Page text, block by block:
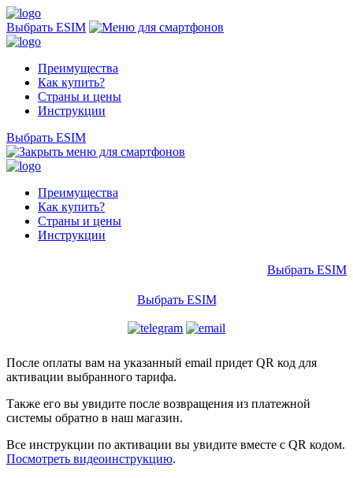
Выбрать ESIM
Преимущества
Как купить?
Страны и цены
Инструкции
Выбрать ESIM
Преимущества
Как купить?
Страны и цены
Инструкции
Выбрать ESIM
Выбрать ESIM
После оплаты вам на указанный email придет QR код для
активации выбранного тарифа.
Также его вы увидите после возвращения из платежной
системы обратно в наш магазин.
Все инструкции по активации вы увидите вместе с QR кодом.
Посмотреть видеоинструкцию.